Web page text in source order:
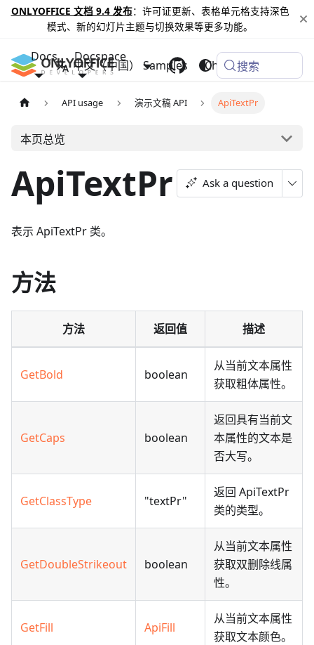
ONLYOFFICE 文档 9.4 发布：许可证更新、表格单元格支持深色
模式、新的幻灯片主题与切换效果等更多功能。
Docs Docspace
Samples Changelog
中文（中国） 搜索
API usage 演示文稿 API ApiTextPr
本页总览
ApiTextPr Ask a question
表示 ApiTextPr 类。
方法
方法 返回值 描述
GetBold boolean
从当前文本属性
获取粗体属性。
GetCaps boolean
返回具有当前文
本属性的文本是
否大写。
GetClassType "textPr"
返回 ApiTextPr
类的类型。
GetDoubleStrikeout boolean
从当前文本属性
获取双删除线属
性。
GetFill ApiFill
从当前文本属性
获取文本颜色。